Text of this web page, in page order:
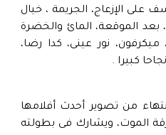
على الإزعاج، الجريمة ، خيال
بعد الموقعة، المائ والخضرة
نور عينى، كدا رضا،
كبيرا .
من تصوير أحدث أفلامها
الموت، ويشارك فى بطولته